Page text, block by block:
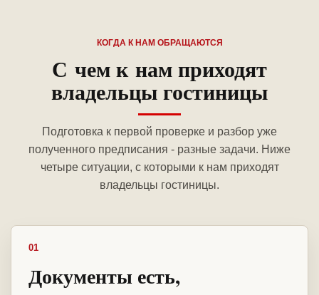
КОГДА К НАМ ОБРАЩАЮТСЯ
С чем к нам приходят
владельцы гостиницы
Подготовка к первой проверке и разбор уже
полученного предписания - разные задачи. Ниже
четыре ситуации, с которыми к нам приходят
владельцы гостиницы.
01
Документы есть,